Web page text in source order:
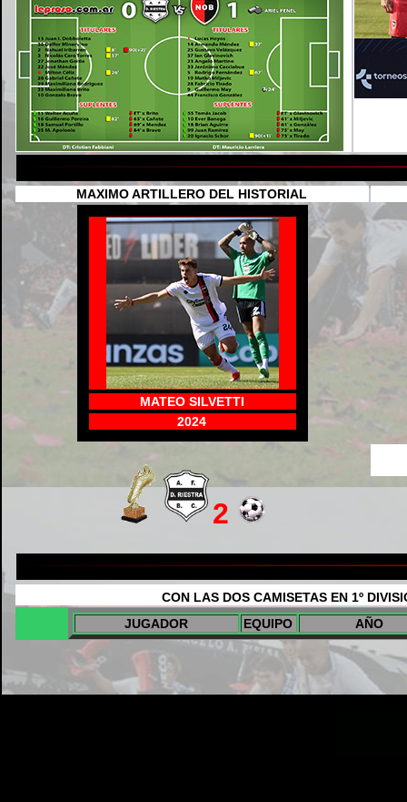
MAXIMO ARTILLERO DEL HISTORIAL
MATEO SILVETTI
2024
2
CON LAS DOS CAMISETAS EN 1º
JUGADOR
EQUIPO AÑO